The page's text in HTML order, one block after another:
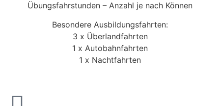
Übungsfahrstunden – Anzahl je nach Können
Besondere Ausbildungsfahrten:
3 x Überlandfahrten
1 x Autobahnfahrten
1 x Nachtfahrten